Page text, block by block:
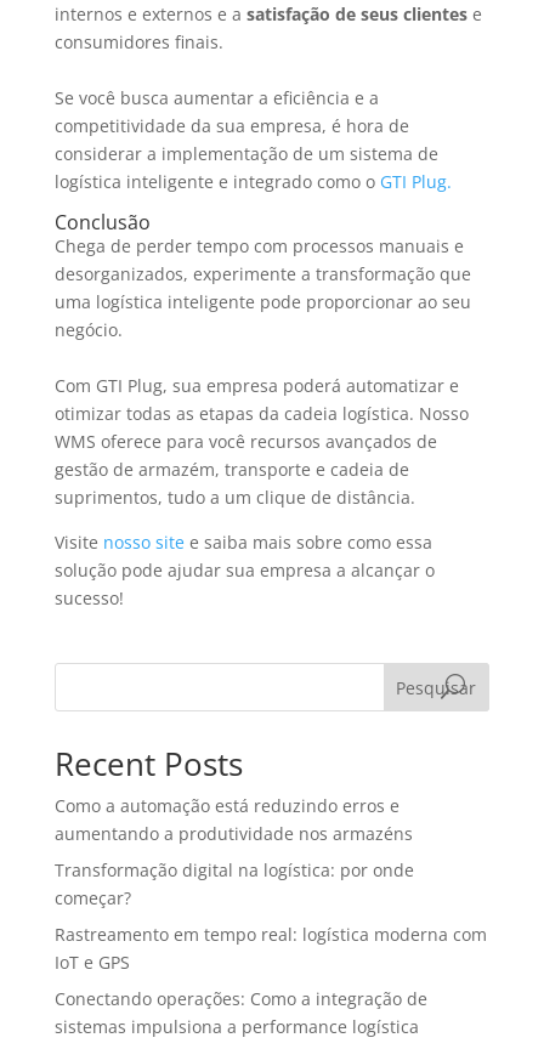
internos e externos e a satisfação de seus clientes e
consumidores finais.
Se você busca aumentar a eficiência e a
competitividade da sua empresa, é hora de
considerar a implementação de um sistema de
logística inteligente e integrado como o GTI Plug.
Conclusão
Chega de perder tempo com processos manuais e
desorganizados, experimente a transformação que
uma logística inteligente pode proporcionar ao seu
negócio.
Com GTI Plug, sua empresa poderá automatizar e
otimizar todas as etapas da cadeia logística. Nosso
WMS oferece para você recursos avançados de
gestão de armazém, transporte e cadeia de
suprimentos, tudo a um clique de distância.
Visite nosso sitee saiba mais sobre como essa
solução pode ajudar sua empresa a alcançar o
sucesso!
Pesquisar
Recent Posts
Como a automação está reduzindo erros e
aumentando a produtividade nos armazéns
Transformação digital na logística: por onde
começar?
Rastreamento em tempo real: logística moderna com
IoT e GPS
Conectando operações: Como a integração de
sistemas impulsiona a performance logística